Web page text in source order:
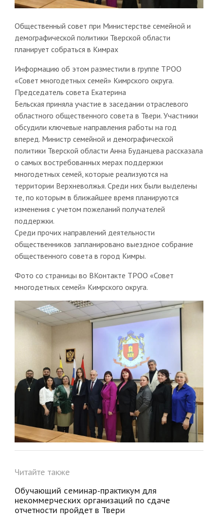
Общественный совет при Министерстве семейной и
демографической политики Тверской области
планирует собраться в Кимрах
Информацию об этом разместили в группе ТРОО
«Совет многодетных семей» Кимрского округа.
Председатель совета Екатерина
Бельская приняла участие в заседании отраслевого
областного общественного совета в Твери. Участники
обсудили ключевые направления работы на год
вперед. Министр семейной и демографической
политики Тверской области Анна Буданцева рассказала
о самых востребованных мерах поддержки
многодетных семей, которые реализуются на
территории Верхневолжья. Среди них были выделены
те, по которым в ближайшее время планируются
изменения с учетом пожеланий получателей
поддержки.
Среди прочих направлений деятельности
общественников запланировано выездное собрание
общественного совета в город Кимры.
Фото со страницы во ВКонтакте ТРОО «Совет
многодетных семей» Кимрского округа.
Читайте также
Обучающий семинар-практикум для
некоммерческих организаций по сдаче
отчетности пройдет в Твери